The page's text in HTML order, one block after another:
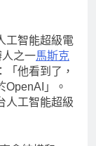
工智能超級電
之一馬斯克
他看到了，
OpenAI」。
人工智能超級